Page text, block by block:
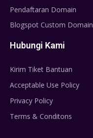
Pendaftaran Domain
Blogspot Custom Domain
Hubungi Kami
Kirim Tiket Bantuan
Acceptable Use Policy
Privacy Policy
Terms & Conditons